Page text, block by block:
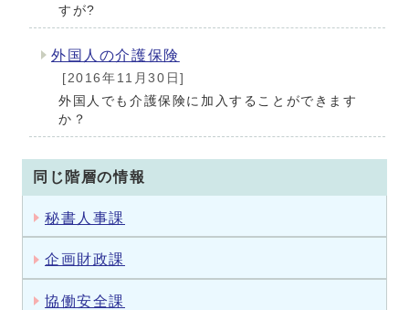
すが?
外国人の介護保険
[2016年11月30日]
外国人でも介護保険に加入することができます
か？
同じ階層の情報
秘書人事課
企画財政課
協働安全課